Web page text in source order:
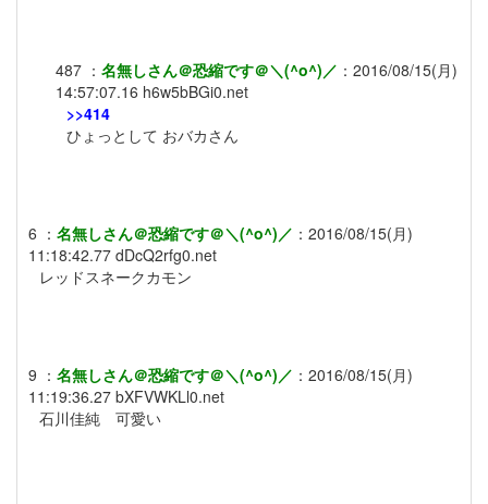
487 ： 名無しさん＠恐縮です＠＼(^o^)／ ： 2016/08/15(月)
14:57:07.16 h6w5bBGi0.net
>>414
ひょっとして おバカさん
6 ： 名無しさん＠恐縮です＠＼(^o^)／ ： 2016/08/15(月)
11:18:42.77 dDcQ2rfg0.net
レッドスネークカモン
9 ： 名無しさん＠恐縮です＠＼(^o^)／ ： 2016/08/15(月)
11:19:36.27 bXFVWKLl0.net
石川佳純 可愛い